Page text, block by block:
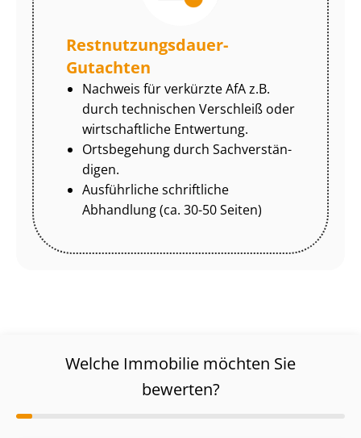
Rest­nut­zungs­dau­er-
Gutachten
Nachweis für verkürzte AfA z.B.
durch technischen Verschleiß oder
wirtschaftliche Entwertung.
Ortsbegehung durch Sach­ver­stän­
di­gen.
Ausführliche schriftliche
Abhandlung (ca. 30-50 Seiten)
Welche Immobilie möchten Sie
bewerten?